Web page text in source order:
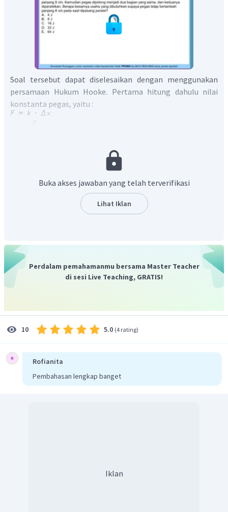
Soal tersebut dapat diselesaikan dengan menggunakan
persamaan Hukum Hooke. Pertama hitung dahulu nilai
konstanta pegas, yaitu :
Kemudian pegas dipotong menjadi 2 bagian dan disuusn
secara paralel, maka konstanta pegas menjadi
Setelah itu, dengan menggunakan persamaan energi
tetap bertambah panjang 8 cm pada saat dipasang paralel
adalah 16 Joule.
Buka akses jawaban yang telah terverifikasi
Lihat Iklan
Perdalam pemahamanmu bersama Master Teacher
di sesi Live Teaching, GRATIS!
10 5.0 (4 rating)
Rofianita
Pembahasan lengkap banget
Iklan